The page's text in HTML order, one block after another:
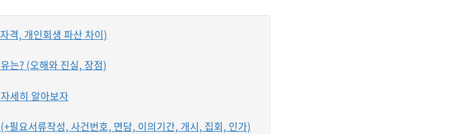
격, 개인회생 파산 차이)
는? (오해와 진실, 장점)
세히 알아보자
필요서류작성, 사건번호, 면담, 이의기간, 개시, 집회, 인가)